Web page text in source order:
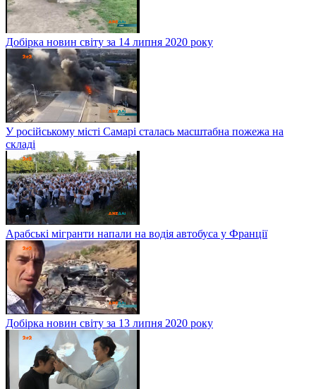
Добірка новин світу за 14 липня 2020 року
У російському місті Самарі сталась масштабна пожежа на
складі
Арабські мігранти напали на водія автобуса у Франції
Добірка новин світу за 13 липня 2020 року